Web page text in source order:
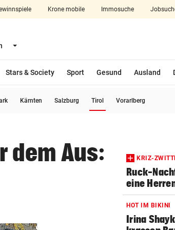
Krone mobile Immosuche
Menü aufklappen
Stars & Society Sport Gesund Ausland
Kärnten Salzburg Tirol Vorarlberg
dem Aus:
KRIZ-
Ruck-
eine
HOT IM BIKINI
Irina